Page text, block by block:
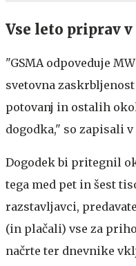
Vse leto priprav
"GSMA odpoveduje
svetovna
potovanj in ostalih
dogodka," so zapisali
Dogodek bi pritegnil
tega med pet in šest
razstavljavci,
(in plačali) vse za
načrte ter dnevnike